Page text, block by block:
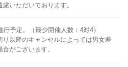
いただいております。
行予定。（最少開催人数：4対4）
以降のキャンセルによっては男女差
がございます。